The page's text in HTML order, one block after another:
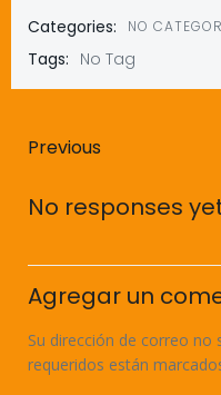
Categories: NO
Tags: No Tag
de
Previous
No responses
Agregar un
Su dirección de correo no
requeridos están